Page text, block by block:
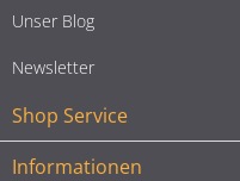
Unser Blog
Newsletter
Shop Service
Informationen